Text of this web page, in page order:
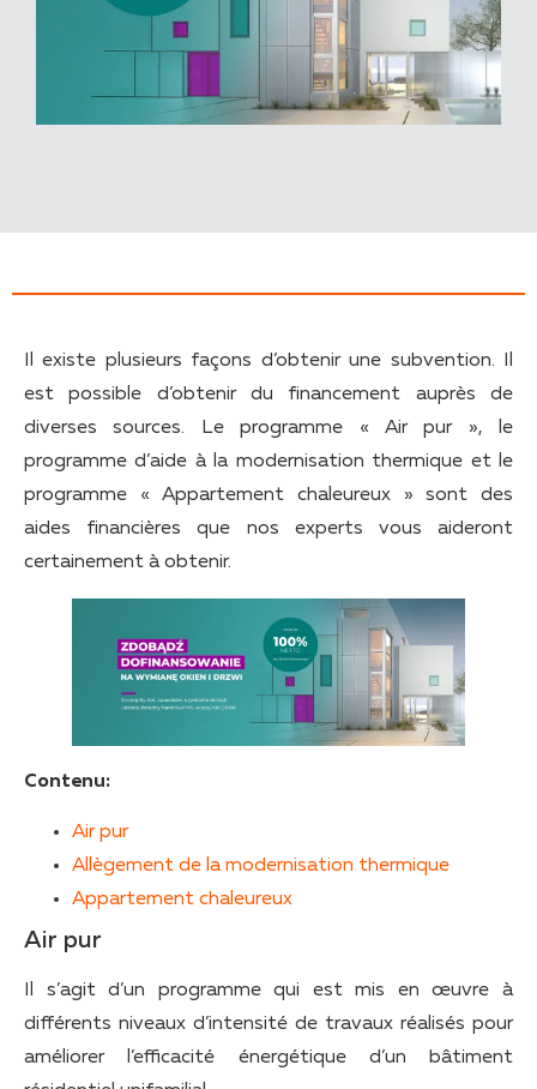
Il existe plusieurs façons d’obtenir une subvention. Il
est possible d’obtenir du financement auprès de
diverses sources. Le programme « Air pur », le
programme d’aide à la modernisation thermique et le
programme « Appartement chaleureux » sont des
aides financières que nos experts vous aideront
certainement à obtenir.
Contenu:
Air pur
Allègement de la modernisation thermique
Appartement chaleureux
Air pur
Il s’agit d’un programme qui est mis en œuvre à
différents niveaux d’intensité de travaux réalisés pour
améliorer l’efficacité énergétique d’un bâtiment